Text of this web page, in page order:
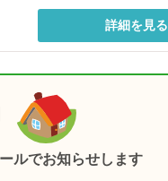
詳細を見る
ルでお知らせします